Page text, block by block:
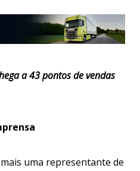
a 43 pontos de vendas
uma representante de